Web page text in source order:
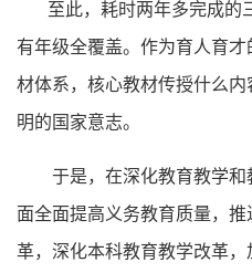
至此，耗时两年多完成的
有年级全覆盖。作为育人育
材体系，核心教材传授什么
明的国家意志。
于是，在深化教育教学
面全面提高义务教育质量，
革，深化本科教育教学改革